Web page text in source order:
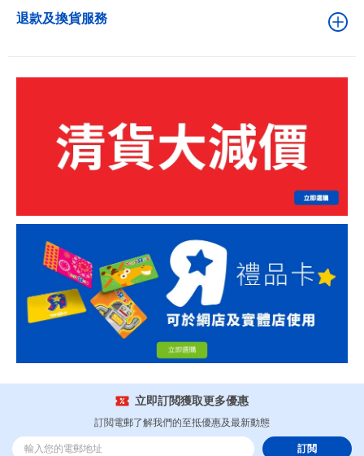
退款及換貨服務
立即訂閲獲取更多優惠
訂閲電郵了解我們的至抵優惠及最新動態
訂閲